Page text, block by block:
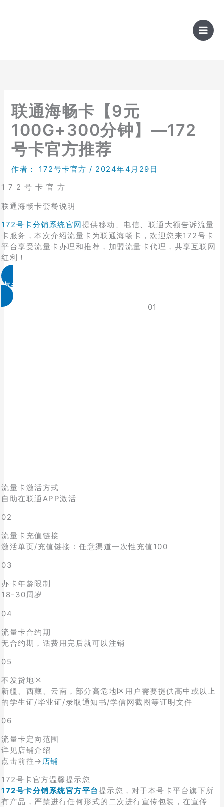
联通海畅卡【9元
100G+300分钟】—172
号卡官方推荐
作者： 172号卡官方 / 2024年4月29日
1 7 2 号 卡 官 方
联通海畅卡套餐说明
172号卡分销系统官网提供移动、电信、联通大额告诉流量
卡服务，本次介绍流量卡为联通海畅卡，欢迎您来172号卡
平台享受流量卡办理和推荐，加盟流量卡代理，共享互联网
红利！
点击免费领取
01
流量卡激活方式
自助在联通APP激活
02
流量卡充值链接
激活单页/充值链接：任意渠道一次性充值100
03
办卡年龄限制
18-30周岁
04
流量卡合约期
无合约期，话费用完后就可以注销
05
不发货地区
新疆、西藏、云南，部分高危地区用户需要提供高中或以上
的学生证/毕业证/录取通知书/学信网截图等证明文件
06
流量卡定向范围
详见店铺介绍
点击前往→ 店铺
172号卡官方温馨提示您
172号卡分销系统官方平台提示您，对于本号卡平台旗下所
有产品，严禁进行任何形式的二次进行宣传包装，在宣传